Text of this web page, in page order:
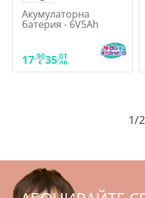
Акумулаторна
батерия - 6V5Ah
17,90
€ 35,01
лв.
1/2